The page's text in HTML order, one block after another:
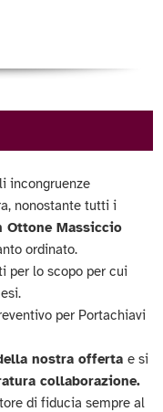
incongruenze
nonostante tutti i
Ottone Massiccio
ordinato.
per lo scopo per cui
per Portachiavi
nostra offertae si
collaborazione.
di fiducia sempre al